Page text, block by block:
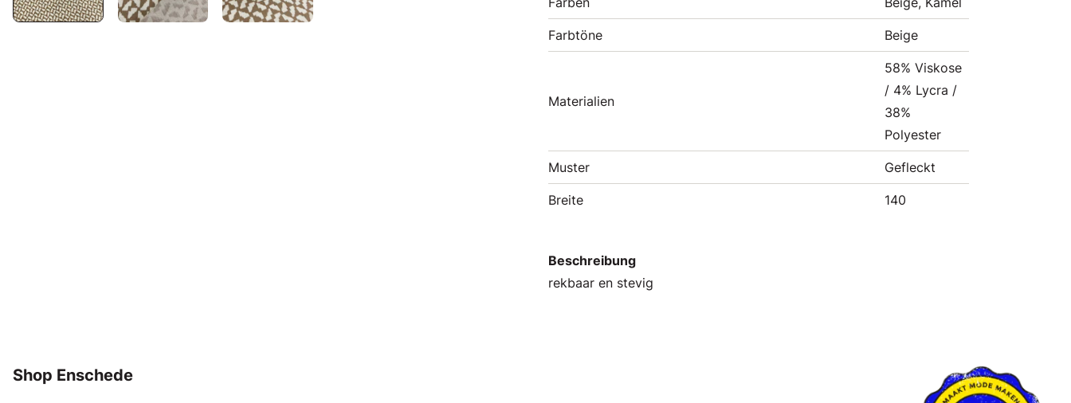
Farbtöne Beige
Materialien
58% Viskose
/ 4% Lycra /
38%
Polyester
Muster Gefleckt
Breite 140
Beschreibung
rekbaar en stevig
Shop Enschede